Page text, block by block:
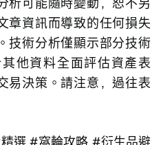
章資訊而導致的任何損失
技術分析僅顯示部分技術
他資料全面評估資產表
易決策。請注意，過往表
選 #窩輪攻略 #衍生品避